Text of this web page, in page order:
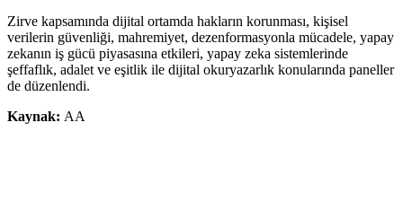
Zirve kapsamında dijital ortamda hakların korunması, kişisel
verilerin güvenliği, mahremiyet, dezenformasyonla mücadele, yapay
zekanın iş gücü piyasasına etkileri, yapay zeka sistemlerinde
şeffaflık, adalet ve eşitlik ile dijital okuryazarlık konularında paneller
de düzenlendi.
Kaynak: AA